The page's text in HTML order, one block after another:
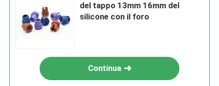
del tappo 13mm 16mm del
silicone con il foro
Continua